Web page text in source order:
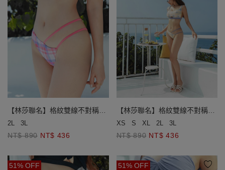
【林莎聯名】格紋雙線不對稱翹
臀泳褲
2L 3L
NT$ 890 NT$ 436
【林莎聯名】格紋雙線不對稱翹
臀泳褲
XS S XL 2L 3L
NT$ 890 NT$ 436
51% OFF 51% OFF